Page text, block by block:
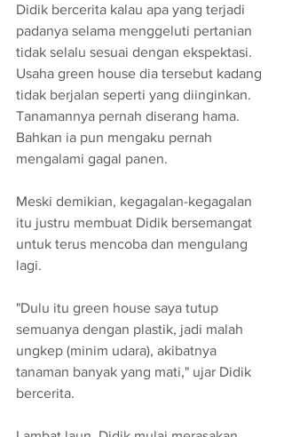
Didik bercerita kalau apa yang terjadi
padanya selama menggeluti pertanian
tidak selalu sesuai dengan ekspektasi.
Usaha green house dia tersebut kadang
tidak berjalan seperti yang diinginkan.
Tanamannya pernah diserang hama.
Bahkan ia pun mengaku pernah
mengalami gagal panen.
Meski demikian, kegagalan-kegagalan
itu justru membuat Didik bersemangat
untuk terus mencoba dan mengulang
lagi.
"Dulu itu green house saya tutup
semuanya dengan plastik, jadi malah
ungkep (minim udara), akibatnya
tanaman banyak yang mati," ujar Didik
bercerita.